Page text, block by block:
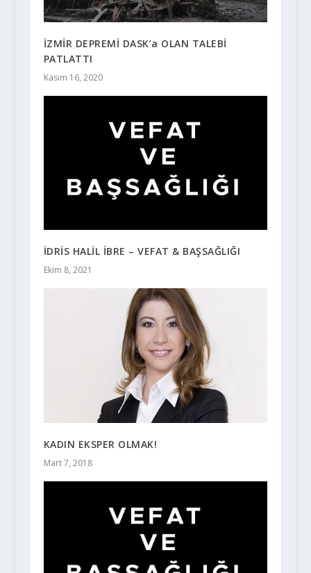
İZMİR DEPREMİ DASK’a OLAN TALEBİ
PATLATTI
Kasım 16, 2020
İDRİS HALİL İBRE – VEFAT & BAŞSAĞLIĞI
Ekim 8, 2021
KADIN EKSPER OLMAK!
Mart 7, 2018